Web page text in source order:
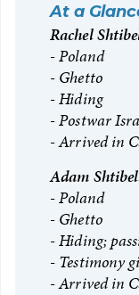
At a
Rachel
Poland
Ghetto
Hiding
Postwar
Arrived in
Adam
Poland
Ghetto
Hiding;
Testimony
Arrived in